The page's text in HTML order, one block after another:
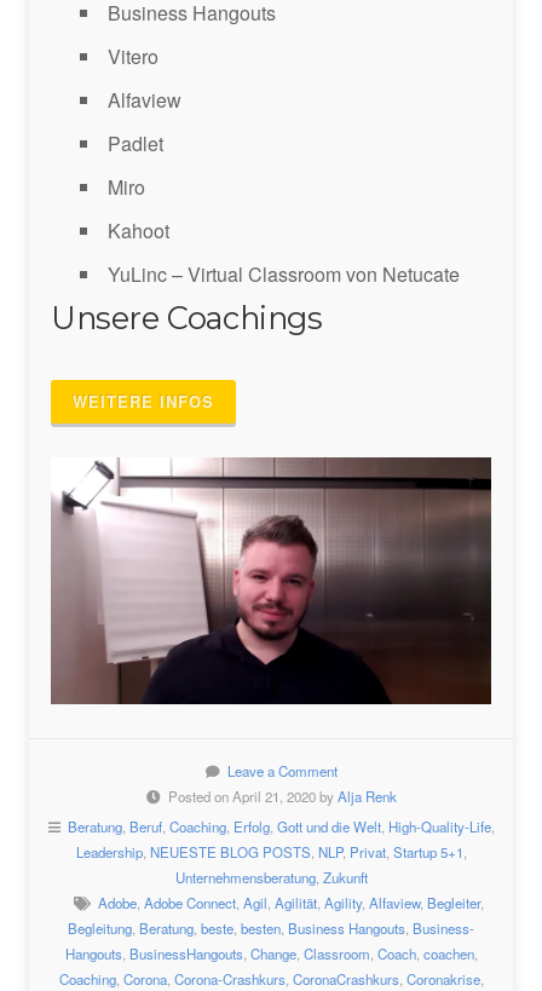
Business Hangouts
Vitero
Alfaview
Padlet
Miro
Kahoot
YuLinc – Virtual Classroom von Netucate
Unsere Coachings
WEITERE INFOS
Leave a Comment
Posted on April 21, 2020 byAlja Renk
Beratung, Beruf, Coaching, Erfolg, Gott und die Welt, High-Quality-Life,
Leadership, NEUESTE BLOG POSTS, NLP, Privat, Startup 5+1,
Unternehmensberatung, Zukunft
Adobe, Adobe Connect, Agil, Agilität, Agility, Alfaview, Begleiter,
Begleitung, Beratung, beste, besten, Business Hangouts, Business-
Hangouts, BusinessHangouts, Change, Classroom, Coach, coachen,
Coaching, Corona, Corona-Crashkurs, CoronaCrashkurs, Coronakrise,